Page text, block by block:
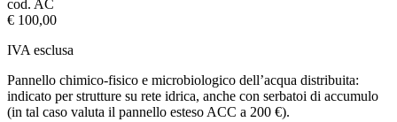
cod. AC
€ 100,00
IVA esclusa
Pannello chimico-fisico e microbiologico dell’acqua distribuita:
indicato per strutture su rete idrica, anche con serbatoi di accumulo
(in tal caso valuta il pannello esteso ACC a 200 €).